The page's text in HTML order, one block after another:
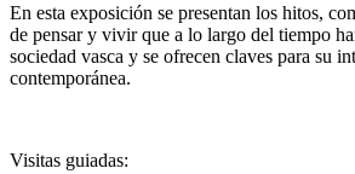
En esta exposición se presentan los hitos,
de pensar y vivir que a lo largo del tiempo
sociedad vasca y se ofrecen claves para su
contemporánea.
Visitas guiadas: